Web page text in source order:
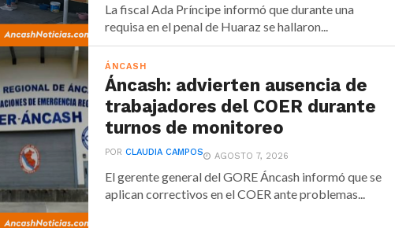
La fiscal Ada Príncipe informó que durante una
requisa en el penal de Huaraz se hallaron...
ÁNCASH
Áncash: advierten ausencia de
trabajadores del COER durante
turnos de monitoreo
PORCLAUDIA CAMPOS AGOSTO 7, 2026
El gerente general del GORE Áncash informó que se
aplican correctivos en el COER ante problemas...